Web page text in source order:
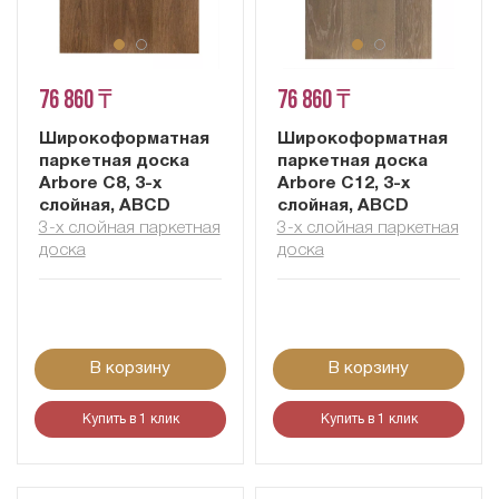
76 860 ₸
Широкоформатная
паркетная доска
Arbore С8, 3-х
слойная, ABCD
3-х слойная паркетная
доска
В корзину
Купить в 1 клик
76 860 ₸
Широкоформатная
паркетная доска
Arbore С12, 3-х
слойная, ABCD
3-х слойная паркетная
доска
В корзину
Купить в 1 клик